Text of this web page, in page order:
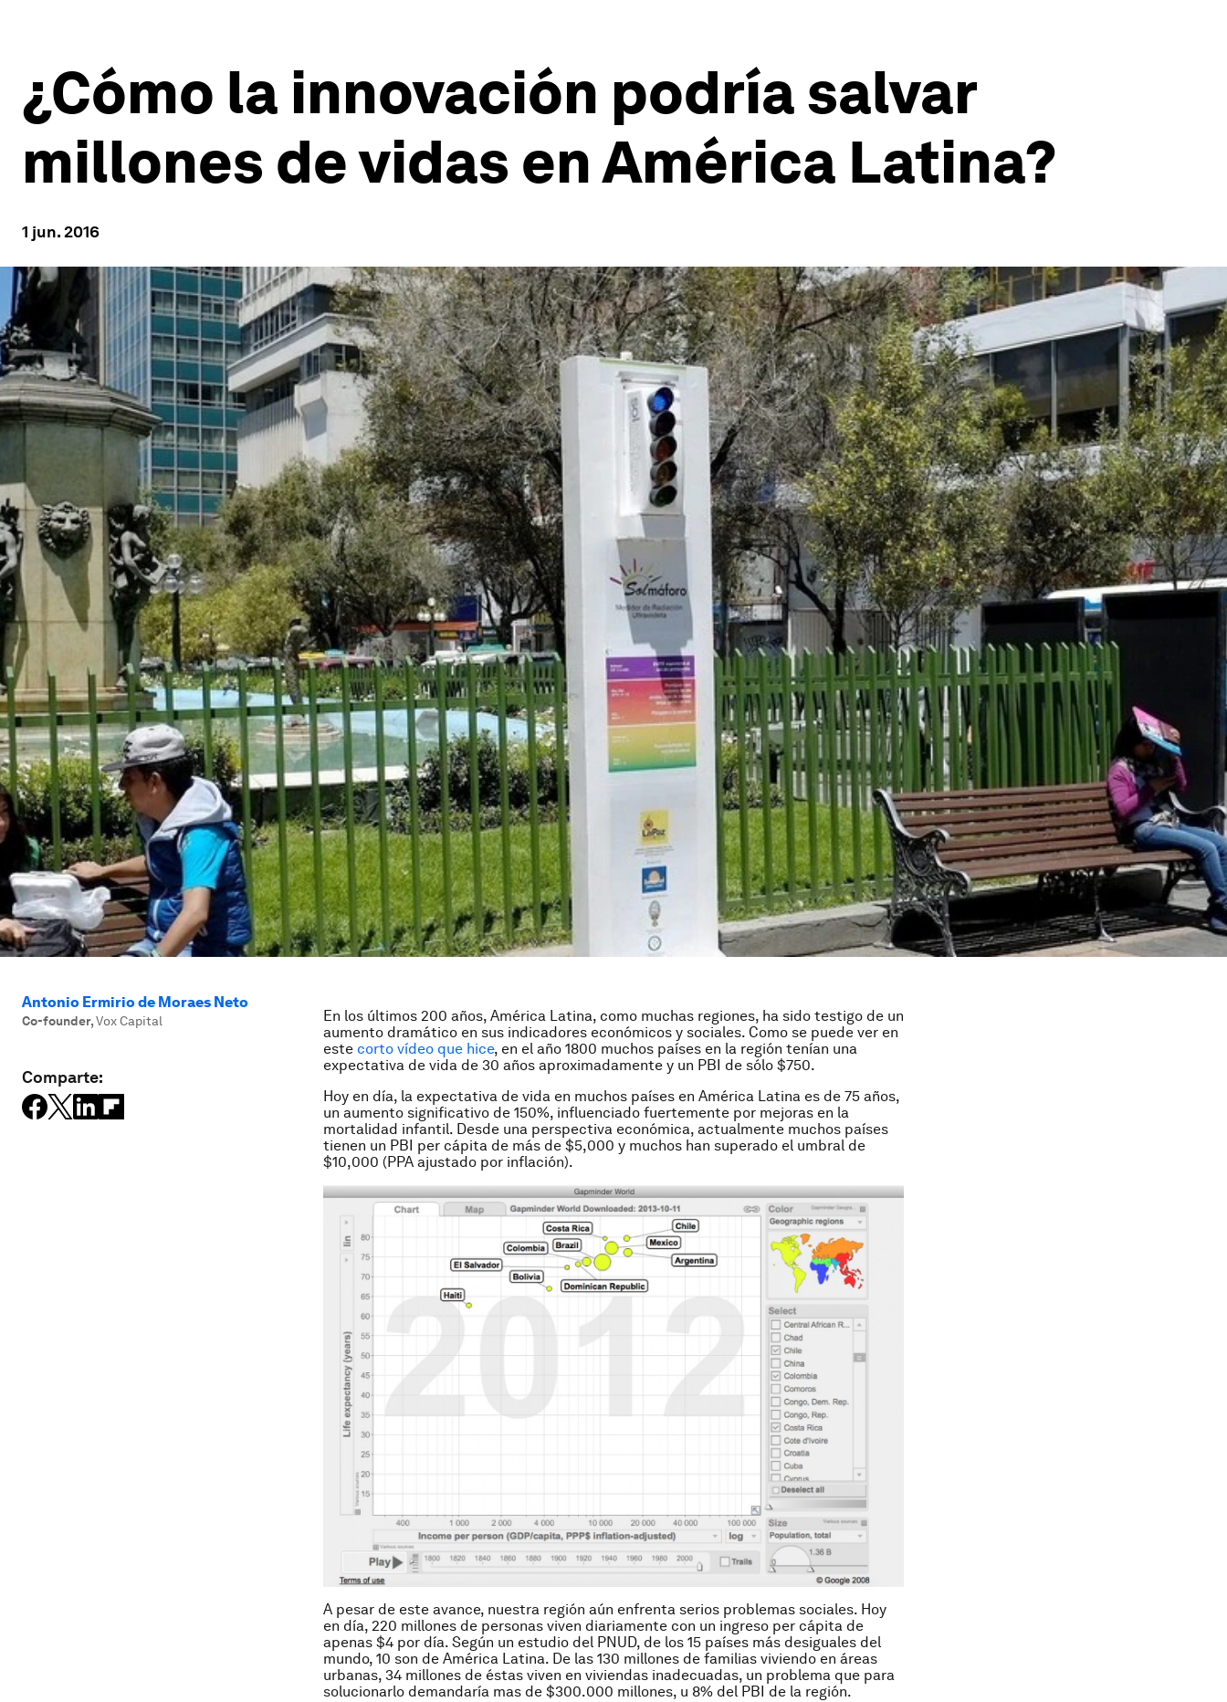
¿Cómo la innovación podría salvar
millones de vidas en América Latina?
1 jun. 2016
Antonio Ermirio de Moraes Neto
Co-founder,Vox Capital
Comparte:
En los últimos 200 años, América Latina, como muchas regiones, ha sido testigo de un
aumento dramático en sus indicadores económicos y sociales. Como se puede ver en
este corto vídeo que hice, en el año 1800 muchos países en la región tenían una
expectativa de vida de 30 años aproximadamente y un PBI de sólo $750.
Hoy en día, la expectativa de vida en muchos países en América Latina es de 75 años,
un aumento significativo de 150%, influenciado fuertemente por mejoras en la
mortalidad infantil. Desde una perspectiva económica, actualmente muchos países
tienen un PBI per cápita de más de $5,000 y muchos han superado el umbral de
$10,000 (PPA ajustado por inflación).
A pesar de este avance, nuestra región aún enfrenta serios problemas sociales. Hoy
en día, 220 millones de personas viven diariamente con un ingreso per cápita de
apenas $4 por día. Según un estudio del PNUD, de los 15 países más desiguales del
mundo, 10 son de América Latina. De las 130 millones de familias viviendo en áreas
urbanas, 34 millones de éstas viven en viviendas inadecuadas, un problema que para
solucionarlo demandaría mas de $300.000 millones, u 8% del PBI de la región.